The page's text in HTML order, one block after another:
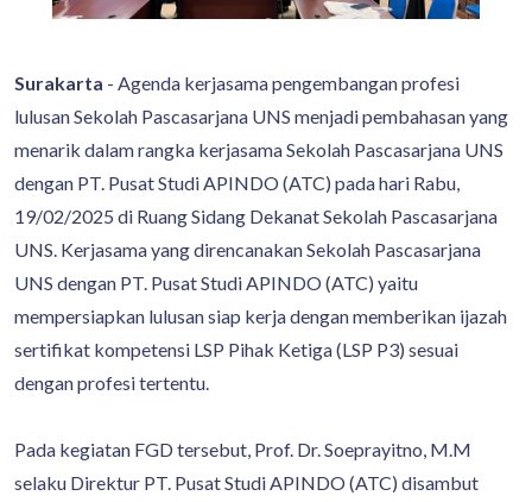
Surakarta - Agenda kerjasama pengembangan profesi
lulusan Sekolah Pascasarjana UNS menjadi pembahasan yang
menarik dalam rangka kerjasama Sekolah Pascasarjana UNS
dengan PT. Pusat Studi APINDO (ATC) pada hari Rabu,
19/02/2025 di Ruang Sidang Dekanat Sekolah Pascasarjana
UNS. Kerjasama yang direncanakan Sekolah Pascasarjana
UNS dengan PT. Pusat Studi APINDO (ATC) yaitu
mempersiapkan lulusan siap kerja dengan memberikan ijazah
sertifikat kompetensi LSP Pihak Ketiga (LSP P3) sesuai
dengan profesi tertentu.
Pada kegiatan FGD tersebut, Prof. Dr. Soeprayitno, M.M
selaku Direktur PT. Pusat Studi APINDO (ATC) disambut